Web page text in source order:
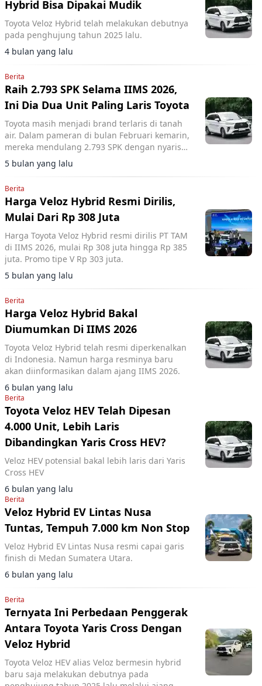
Hybrid Bisa Dipakai Mudik
Toyota Veloz Hybrid telah melakukan debutnya
pada penghujung tahun 2025 lalu.
4 bulan yang lalu
Berita
Raih 2.793 SPK Selama IIMS 2026,
Ini Dia Dua Unit Paling Laris Toyota
Toyota masih menjadi brand terlaris di tanah
air. Dalam pameran di bulan Februari kemarin,
mereka mendulang 2.793 SPK dengan nyaris
stengahnya disumbang model hybrid.
5 bulan yang lalu
Berita
Harga Veloz Hybrid Resmi Dirilis,
Mulai Dari Rp 308 Juta
Harga Toyota Veloz Hybrid resmi dirilis PT TAM
di IIMS 2026, mulai Rp 308 juta hingga Rp 385
juta. Promo tipe V Rp 303 juta.
5 bulan yang lalu
Berita
Harga Veloz Hybrid Bakal
Diumumkan Di IIMS 2026
Toyota Veloz Hybrid telah resmi diperkenalkan
di Indonesia. Namun harga resminya baru
akan diinformasikan dalam ajang IIMS 2026.
6 bulan yang lalu
Berita
Toyota Veloz HEV Telah Dipesan
4.000 Unit, Lebih Laris
Dibandingkan Yaris Cross HEV?
Veloz HEV potensial bakal lebih laris dari Yaris
Cross HEV
6 bulan yang lalu
Berita
Veloz Hybrid EV Lintas Nusa
Tuntas, Tempuh 7.000 km Non Stop
Veloz Hybrid EV Lintas Nusa resmi capai garis
finish di Medan Sumatera Utara.
6 bulan yang lalu
Berita
Ternyata Ini Perbedaan Penggerak
Antara Toyota Yaris Cross Dengan
Veloz Hybrid
Toyota Veloz HEV alias Veloz bermesin hybrid
baru saja melakukan debutnya pada